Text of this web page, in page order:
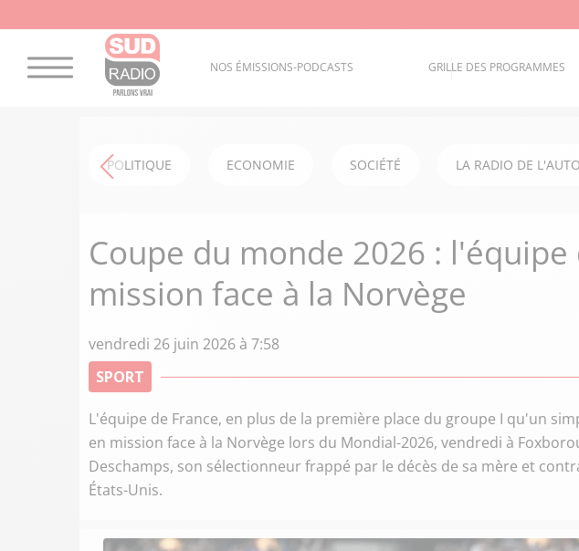
NOS ÉMISSIONS-PODCASTS GRILLE DES PROGRAMMES
POLITIQUE ECONOMIE SOCIÉTÉ LA RADIO DE L'AUTO
Coupe du monde 2026 : l'équipe
mission face à la Norvège
vendredi 26 juin 2026 à 7:58
SPORT
L'équipe de France, en plus de la première place du groupe I qu'un
en mission face à la Norvège lors du Mondial-2026, vendredi à
Deschamps, son sélectionneur frappé par le décès de sa mère et
États-Unis.